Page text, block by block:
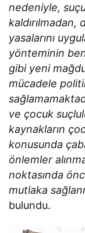
nedeniyle,
yasalarını
yönteminin
gibi yeni
mücadele
ve çocuk
kaynakların
konusunda
önlemler
noktasında
mutlaka
bulundu.